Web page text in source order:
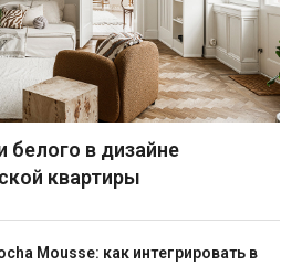
белого в дизайне
квартиры
Mousse: как интегрировать в